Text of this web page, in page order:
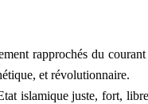
rapprochés du courant
et révolutionnaire.
islamique juste, fort,